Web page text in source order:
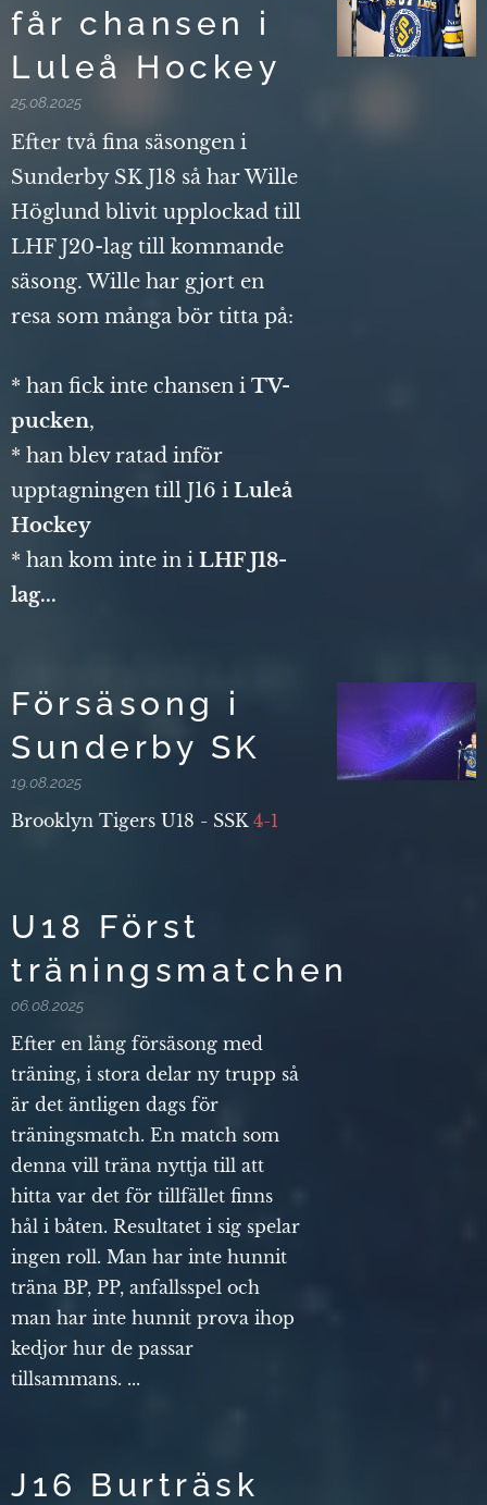
får chansen i
Luleå Hockey
25.08.2025
Efter två fina säsongen i
Sunderby SK J18 så har Wille
Höglund blivit upplockad till
LHF J20-lag till kommande
säsong. Wille har gjort en
resa som många bör titta på:
* han fick inte chansen i TV-
pucken,
* han blev ratad inför
upptagningen till J16 i Luleå
Hockey
* han kom inte in i LHF J18-
lag...
Försäsong i
Sunderby SK
19.08.2025
Brooklyn Tigers U18 - SSK 4-1
U18 Först
träningsmatchen
06.08.2025
Efter en lång försäsong med
träning, i stora delar ny trupp så
är det äntligen dags för
träningsmatch. En match som
denna vill träna nyttja till att
hitta var det för tillfället finns
hål i båten. Resultatet i sig spelar
ingen roll. Man har inte hunnit
träna BP, PP, anfallsspel och
man har inte hunnit prova ihop
kedjor hur de passar
tillsammans. ...
J16 Burträsk